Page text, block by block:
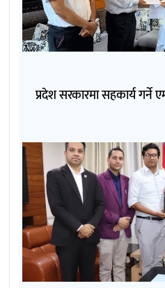
प्रदेश सरकारमा सहकार्य